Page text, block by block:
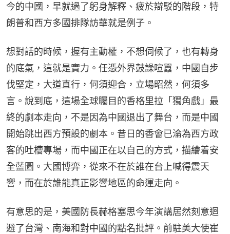
今的中國，早就過了躬身解釋、疲於辯駁的階段，特
朗普和西方多國排隊訪華就是例子。
想對話的時候，握有主動權，不想伺候了，也有轉身
的底氣，這就是實力。任憑外界鼓譟喧囂，中國自步
伐堅定，大道直行，何須迎合，立場昭然，何須多
言。說到底，這場全球矚目的香格里拉「獨角戲」最
終的劇本走向，不是因為中國退出了舞台，而是中國
開始跳出西方預設的劇本。昔日的香會已淪為西方政
客的吐槽專場，而中國正在以自己的方式，描繪着安
全藍圖。大國博弈，從來不在於誰在台上喊得震天
響，而在於誰能真正影響地區的命運走向。
有意思的是，美國防長赫格塞思今年演講居然刻意迴
避了台灣、南海和對中國的點名批評。前駐美大使崔